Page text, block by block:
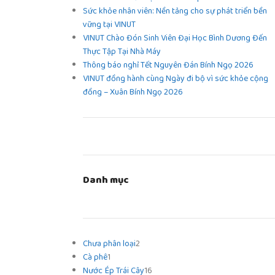
Sức khỏe nhân viên: Nền tảng cho sự phát triển bền
vững tại VINUT
VINUT Chào Đón Sinh Viên Đại Học Bình Dương Đến
Thực Tập Tại Nhà Máy
Thông báo nghỉ Tết Nguyên Đán Bính Ngọ 2026
VINUT đồng hành cùng Ngày đi bộ vì sức khỏe cộng
đồng – Xuân Bính Ngọ 2026
Danh mục
Chưa phân loại2
Cà phê1
Nước Ép Trái Cây16